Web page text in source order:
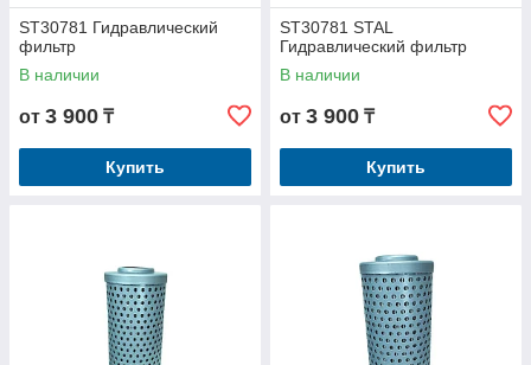
ST30781 Гидравлический
фильтр
В наличии
от 3 900 ₸
Купить
ST30781 STAL
Гидравлический фильтр
В наличии
от 3 900 ₸
Купить